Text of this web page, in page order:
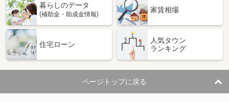
暮らしのデータ
(補助金・助成金情報)
家賃相場
住宅ローン
人気タウン
ランキング
ページトップに戻る